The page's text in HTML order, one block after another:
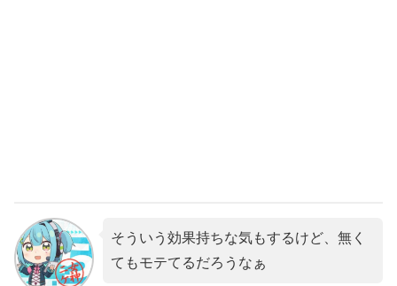
そういう効果持ちな気もするけど、無く
てもモテてるだろうなぁ